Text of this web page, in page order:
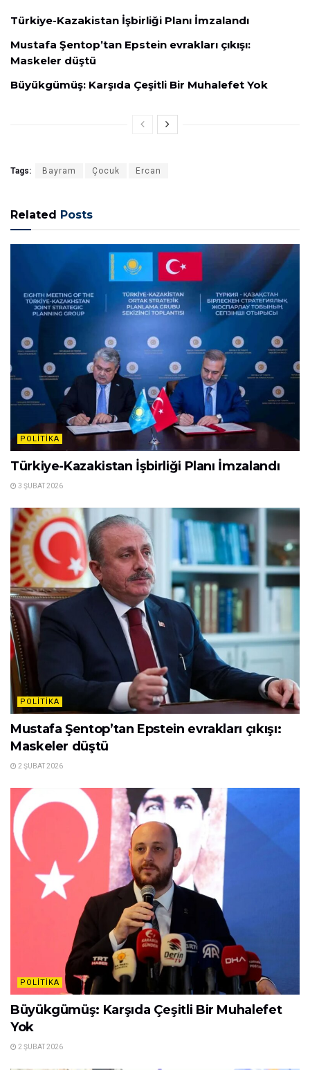
Türkiye-Kazakistan İşbirliği Planı İmzalandı
Mustafa Şentop’tan Epstein evrakları çıkışı:
Maskeler düştü
Büyükgümüş: Karşıda Çeşitli Bir Muhalefet Yok
Tags: Bayram Çocuk Ercan
Related Posts
POLITIKA
Türkiye-Kazakistan İşbirliği Planı İmzalandı
3 ŞUBAT 2026
POLITIKA
Mustafa Şentop’tan Epstein evrakları çıkışı:
Maskeler düştü
2 ŞUBAT 2026
POLITIKA
Büyükgümüş: Karşıda Çeşitli Bir Muhalefet
Yok
2 ŞUBAT 2026